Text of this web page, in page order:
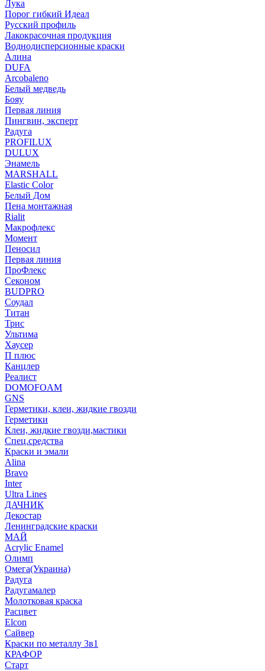
Лука
Порог гибкий Идеал
Русский профиль
Лакокрасочная продукция
Воднодисперсионные краски
Алина
DUFA
Arcobaleno
Белый медведь
Бояу
Первая линия
Пингвин, эксперт
Радуга
PROFILUX
DULUX
Энамель
MARSHALL
Elastic Color
Белый Дом
Пена монтажная
Rialit
Макрофлекс
Момент
Пеносил
Первая линия
ПроФлекс
Секоном
BUDPRO
Соудал
Титан
Трис
Ультима
Хаусер
П плюс
Канцлер
Реалист
DOMOFOAM
GNS
Герметики, клеи, жидкие гвозди
Герметики
Клеи, жидкие гвозди,мастики
Спец.средства
Краски и эмали
Alina
Bravo
Inter
Ultra Lines
ДАЧНИК
Декостар
Ленинградские краски
МАЙ
Acrylic Enamel
Олимп
Омега(Украина)
Радуга
Радугамалер
Молотковая краска
Расцвет
Elcon
Сайвер
Краски по металлу 3в1
КРАФОР
Старт